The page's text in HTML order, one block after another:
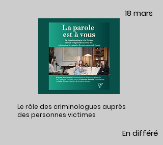
18 mars
Le rôle des criminologues auprès
des personnes victimes
En différé